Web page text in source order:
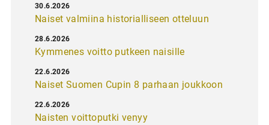
Naiset valmiina historialliseen otteluun
30.6.2026
Kymmenes voitto putkeen naisille
28.6.2026
Naiset Suomen Cupin 8 parhaan joukkoon
22.6.2026
Naisten voittoputki venyy
22.6.2026